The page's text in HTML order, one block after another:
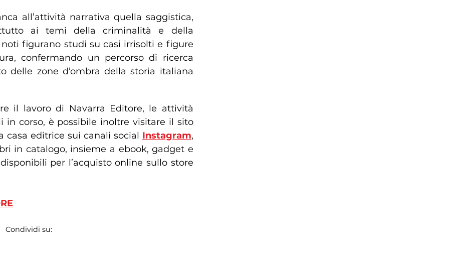
all’attività narrativa quella saggistica,
ai temi della criminalità e della
figurano studi su casi irrisolti e figure
confermando un percorso di ricerca
delle zone d’ombra della storia italiana
il lavoro di Navarra Editore, le attività
corso, è possibile inoltre visitare il sito
casa editrice sui canali social Instagram,
in catalogo, insieme a ebook, gadget e
per l’acquisto online sullo store
Condividi su: